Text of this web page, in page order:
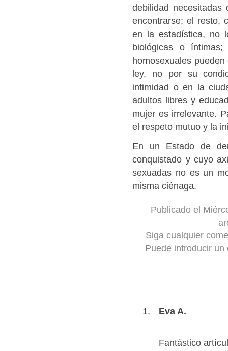
debilidad
encontrarse; el resto,
en la estadística, no
biológicas o
homosexuales
ley, no por su
intimidad o en la
adultos libres y
mujer es irrelevante.
el respeto mutuo y la
En un Estado de
conquistado y cuyo
sexuadas no es un
misma ciénaga.
Publicado el
Siga cualquier
Puede introducir un
Eva A.
Fantástico